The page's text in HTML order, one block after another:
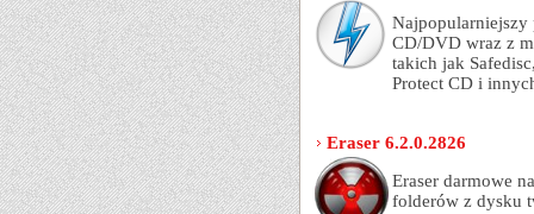
Najpopularniejszy
CD/DVD wraz z
takich jak
Protect CD i
Eraser 6.2.0.2826
Eraser darmowe
folderów z dysku